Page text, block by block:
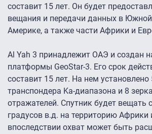
составит 15 лет. Он будет
вещания и передачи данных в
Америке, а также части Африки и
Al Yah 3 принадлежит ОАЭ и создан
платформы GeoStar-3. Его срок
составит 15 лет. На нем
транспондера Ka-диапазона и 8
отражателей. Спутник будет вещать
градусов в.д. на территорию Африки
впоследствии охват может быть